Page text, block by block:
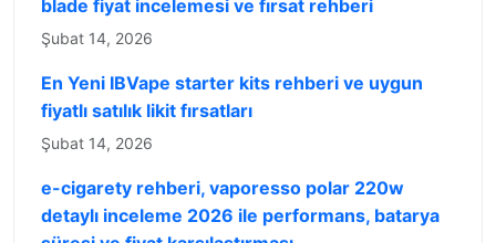
blade fiyat incelemesi ve fırsat rehberi
Şubat 14, 2026
En Yeni IBVape starter kits rehberi ve uygun
fiyatlı satılık likit fırsatları
Şubat 14, 2026
e-cigarety rehberi, vaporesso polar 220w
detaylı inceleme 2026 ile performans, batarya